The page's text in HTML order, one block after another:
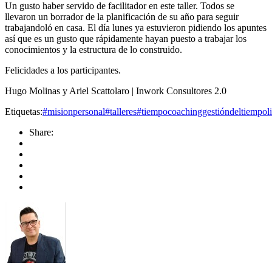
Un gusto haber servido de facilitador en este taller. Todos se
llevaron un borrador de la planificación de su año para seguir
trabajandoló en casa. El día lunes ya estuvieron pidiendo los apuntes
así que es un gusto que rápidamente hayan puesto a trabajar los
conocimientos y la estructura de lo construido.
Felicidades a los participantes.
Hugo Molinas y Ariel Scattolaro | Inwork Consultores 2.0
Etiquetas:#misionpersonal#talleres#tiempocoachinggestióndeltiempo
Share: